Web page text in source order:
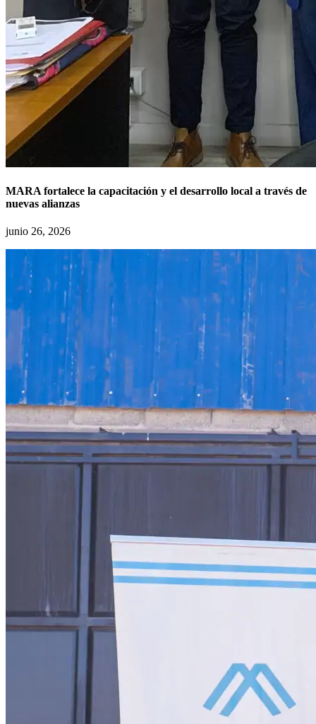
MARA fortalece la capacitación y el desarrollo local a través de
nuevas alianzas
junio 26, 2026